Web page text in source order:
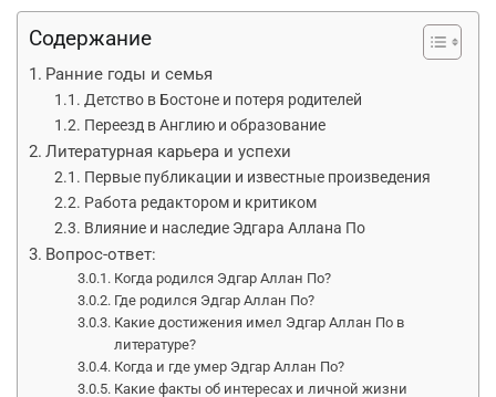
Содержание
Ранние годы и семья
Детство в Бостоне и потеря родителей
Переезд в Англию и образование
Литературная карьера и успехи
Первые публикации и известные произведения
Работа редактором и критиком
Влияние и наследие Эдгара Аллана По
Вопрос-ответ:
Когда родился Эдгар Аллан По?
Где родился Эдгар Аллан По?
Какие достижения имел Эдгар Аллан По в
литературе?
Когда и где умер Эдгар Аллан По?
Какие факты об интересах и личной жизни